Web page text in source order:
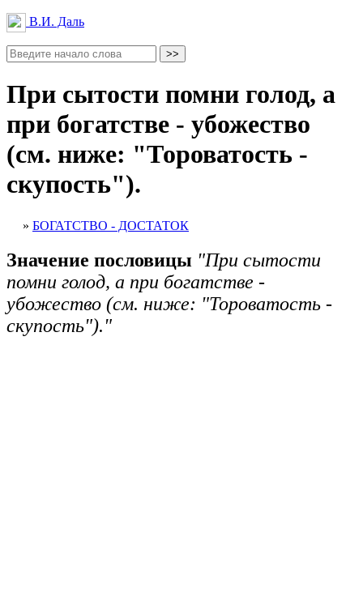
В.И. Даль
При сытости помни голод, а
при богатстве - убожество
(см. ниже: "Тороватость -
скупость").
» БОГАТСТВО - ДОСТАТОК
Значение пословицы "При сытости
помни голод, а при богатстве -
убожество (см. ниже: "Тороватость -
скупость")."